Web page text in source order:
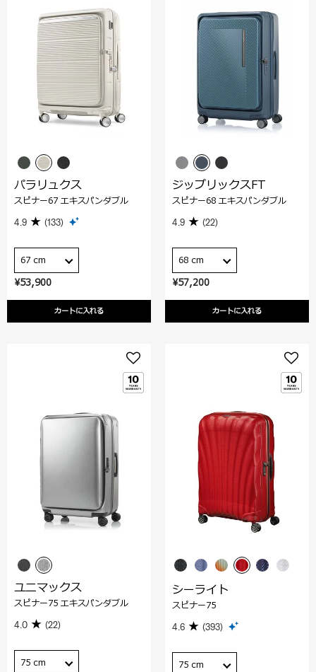
¥53,900
カートに入れる
パラリュクス
スピナー67 エキスパンダブル
4.9 (133)
67 cm
¥57,200
カートに入れる
ジップリックスFT
スピナー68 エキスパンダブル
4.9 (22)
68 cm
ユニマックス
スピナー75 エキスパンダブル
4.0 (22)
75 cm
シーライト
スピナー75
4.6 (393)
75 cm